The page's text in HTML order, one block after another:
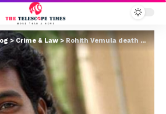
>Crime & Law > Rohith Vemula death case: तेलंगाना पुलिस ने आरोपियों को क्लीन चिट दी